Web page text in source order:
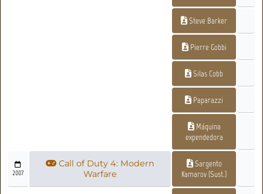
Steve Barker
Pierre Gobbi
Silas Cobb
Paparazzi
Máquina
expendedora
2007
Call of Duty 4: Modern
Warfare
Sargento
Kamarov (Sust.)